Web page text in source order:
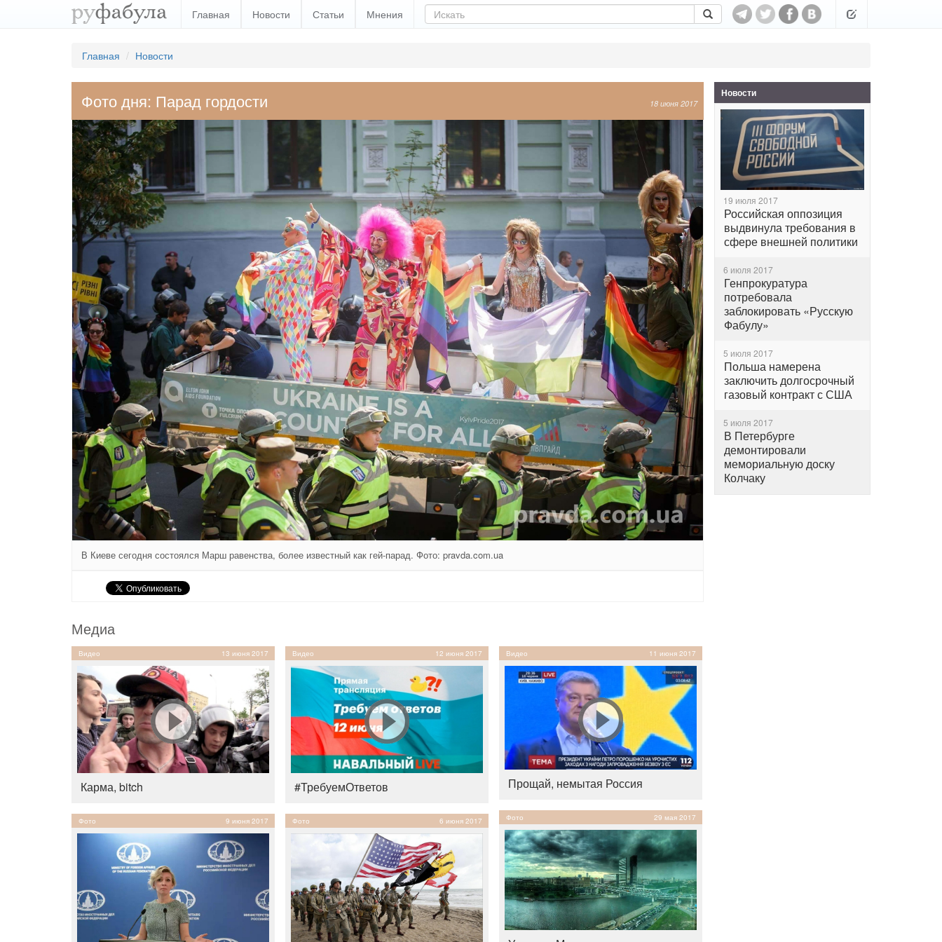
Главная Новости Статьи Мнения
Главная Новости
18 июня 2017
Фото дня: Парад гордости
В Киеве сегодня состоялся Марш равенства, более известный как гей-парад. Фото: pravda.com.ua
Новости
19 июля 2017
Российская оппозиция
выдвинула требования в
сфере внешней политики
6 июля 2017
Генпрокуратура
потребовала
заблокировать «Русскую
Фабулу»
5 июля 2017
Польша намерена
заключить долгосрочный
газовый контракт с США
5 июля 2017
В Петербурге
демонтировали
мемориальную доску
Колчаку
Медиа
Видео 13 июня 2017
Карма, bitch
Фото 9 июня 2017
Видео 12 июня 2017
#ТребуемОтветов
Фото 6 июня 2017
Видео 11 июня 2017
Прощай, немытая Россия
Фото 29 мая 2017